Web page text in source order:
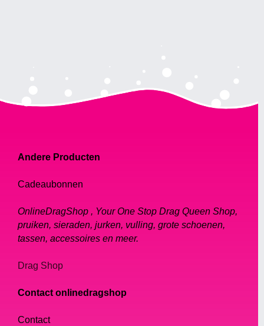
Andere Producten
Cadeaubonnen
OnlineDragShop , Your One Stop Drag Queen Shop,
pruiken, sieraden, jurken, vulling, grote schoenen,
tassen, accessoires en meer.
Drag Shop
Contact onlinedragshop
Contact